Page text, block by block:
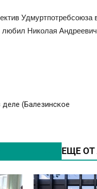
любил Николая
(Балезинское
ЕЩЕ ОТ